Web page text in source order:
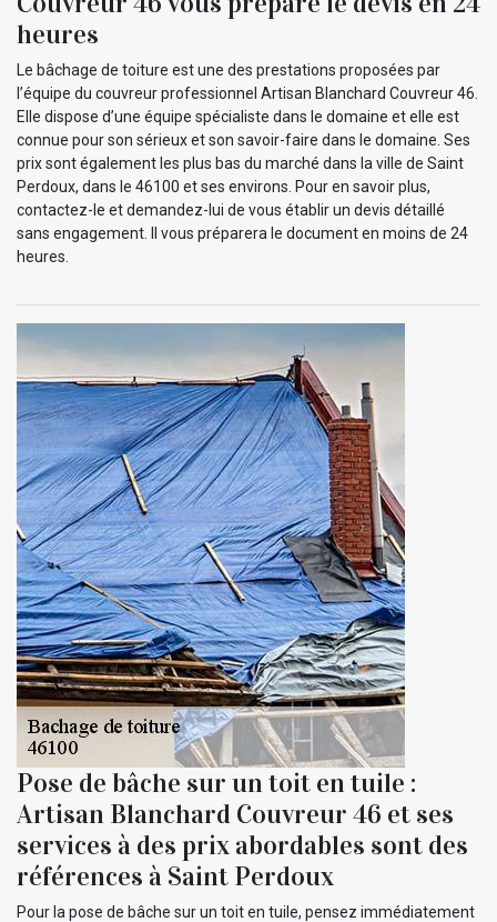
heures
Le bâchage de toiture est une des prestations proposées par
l’équipe du couvreur professionnel Artisan Blanchard Couvreur 46.
Elle dispose d’une équipe spécialiste dans le domaine et elle est
connue pour son sérieux et son savoir-faire dans le domaine. Ses
prix sont également les plus bas du marché dans la ville de Saint
Perdoux, dans le 46100 et ses environs. Pour en savoir plus,
contactez-le et demandez-lui de vous établir un devis détaillé
sans engagement. Il vous préparera le document en moins de 24
heures.
Pose de bâche sur un toit en tuile :
Artisan Blanchard Couvreur 46 et ses
services à des prix abordables sont des
références à Saint Perdoux
Pour la pose de bâche sur un toit en tuile, pensez immédiatement